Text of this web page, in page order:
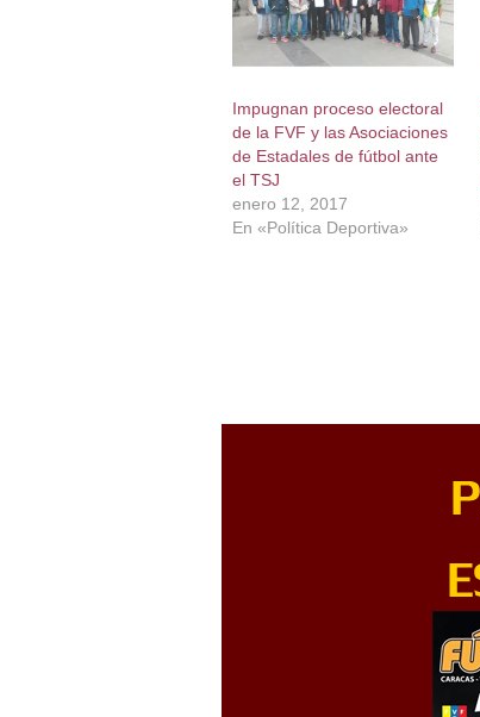
Impugnan proceso electoral
de la FVF y las Asociaciones
de Estadales de fútbol ante
el TSJ
enero 12, 2017
En «Política Deportiva»